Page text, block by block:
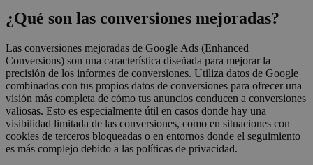
¿Qué son las conversiones mejoradas?
Las conversiones mejoradas de Google Ads (Enhanced
Conversions) son una característica diseñada para mejorar la
precisión de los informes de conversiones. Utiliza datos de Google
combinados con tus propios datos de conversiones para ofrecer una
visión más completa de cómo tus anuncios conducen a conversiones
valiosas. Esto es especialmente útil en casos donde hay una
visibilidad limitada de las conversiones, como en situaciones con
cookies de terceros bloqueadas o en entornos donde el seguimiento
es más complejo debido a las políticas de privacidad.